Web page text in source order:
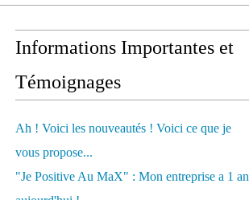
Informations Importantes et
Témoignages
Ah ! Voici les nouveautés ! Voici ce que je
vous propose...
"Je Positive Au MaX" : Mon entreprise a 1 an